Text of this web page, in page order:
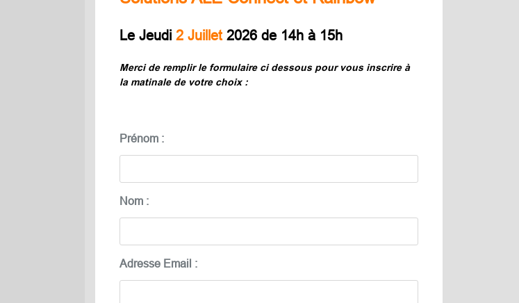
Le Jeudi 2 Juillet 2026 de 14h à 15h
Merci de remplir le formulaire ci dessous pour vous inscrire à
la matinale de votre choix :
Prénom :
Nom :
Adresse Email :